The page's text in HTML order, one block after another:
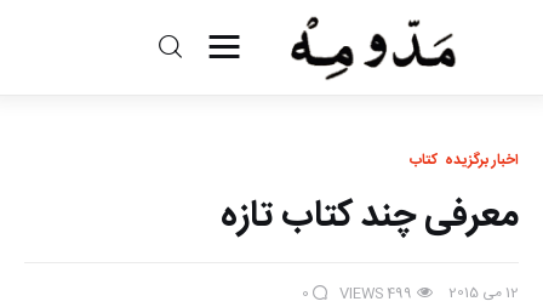
مد و مه
ادبیات
سینما
کتاب
اخبار برگزیده کتاب
معرفی چند کتاب تازه
12 می 2015 499
VIEWS
0